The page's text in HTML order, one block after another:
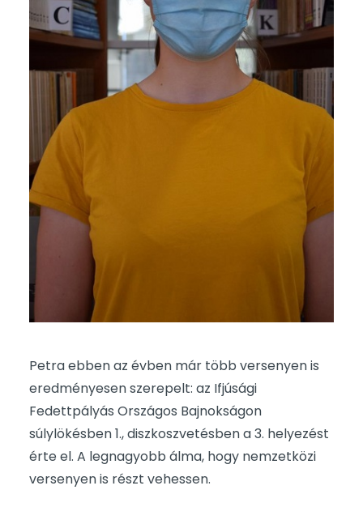
Petra ebben az évben már több versenyen is
eredményesen szerepelt: az Ifjúsági
Fedettpályás Országos Bajnokságon
súlylökésben 1., diszkoszvetésben a 3. helyezést
érte el. A legnagyobb álma, hogy nemzetközi
versenyen is részt vehessen.